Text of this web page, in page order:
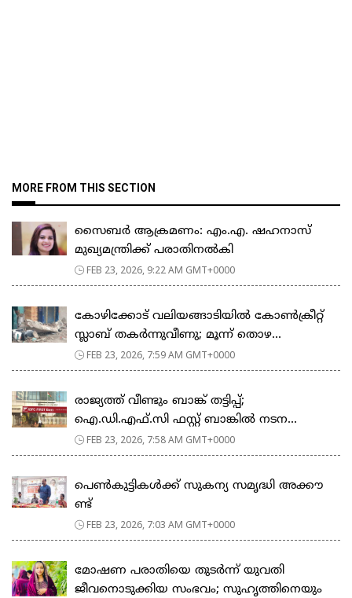
MORE FROM THIS SECTION
സൈബർ ആക്രമണം: എം.എ. ഷഹനാസ്
മുഖ്യമന്ത്രിക്ക് പരാതിനൽകി
FEB 23, 2026, 9:22 AM GMT+0000
കോഴിക്കോട് വലിയങ്ങാടിയിൽ കോൺക്രീറ്റ്
സ്ലാബ് തകർന്നുവീണു; മൂന്ന് തൊഴ...
FEB 23, 2026, 7:59 AM GMT+0000
രാജ്യത്ത് വീണ്ടും ബാങ്ക് തട്ടിപ്പ്;
ഐ.ഡി.എഫ്.സി ഫസ്റ്റ് ബാങ്കിൽ നടന...
FEB 23, 2026, 7:58 AM GMT+0000
പെ​ൺ​കു​ട്ടി​ക​ൾ​ക്ക് സു​ക​ന്യ സ​മൃ​ദ്ധി അ​ക്കൗ​
ണ്ട്
FEB 23, 2026, 7:03 AM GMT+0000
മോഷണ പരാതിയെ തുടര്‍ന്ന് യുവതി
ജീവനൊടുക്കിയ സംഭവം; സുഹൃത്തിനെയും